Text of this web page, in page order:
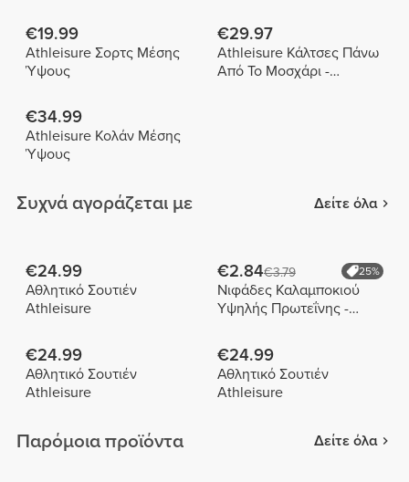
€19.99
Athleisure Σορτς Μέσης
Ύψους
€29.97
Athleisure Κάλτσες Πάνω
Από Το Μοσχάρι -
€34.99
Athleisure Κολάν Μέσης
Ύψους
Συχνά αγοράζεται με Δείτε όλα
€24.99
Αθλητικό Σουτιέν
Athleisure
€2.84€3.79 25%
Νιφάδες Καλαμποκιού
Υψηλής Πρωτεΐνης -
€24.99
Αθλητικό Σουτιέν
Athleisure
€24.99
Αθλητικό Σουτιέν
Athleisure
Παρόμοια προϊόντα Δείτε όλα